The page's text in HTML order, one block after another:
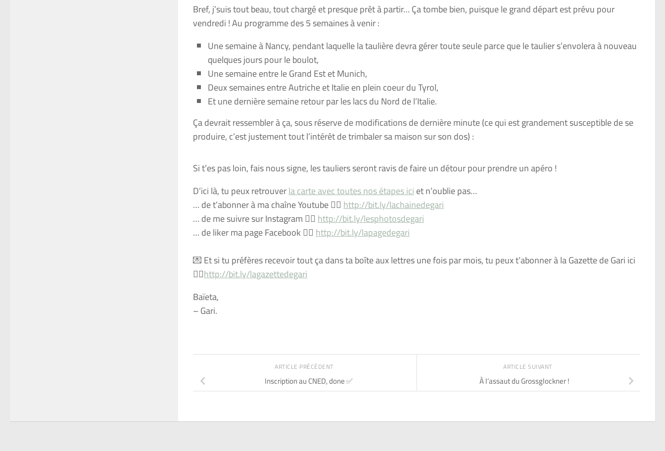
Bref, j’suis tout beau, tout chargé et presque prêt à partir… Ça tombe bien, puisque le grand départ est prévu pour
vendredi ! Au programme des 5 semaines à venir :
Une semaine à Nancy, pendant laquelle la taulière devra gérer toute seule parce que le taulier s’envolera à nouveau
quelques jours pour le boulot,
Une semaine entre le Grand Est et Munich,
Deux semaines entre Autriche et Italie en plein coeur du Tyrol,
Et une dernière semaine retour par les lacs du Nord de l’Italie.
Ça devrait ressembler à ça, sous réserve de modifications de dernière minute (ce qui est grandement susceptible de se
produire, c’est justement tout l’intérêt de trimbaler sa maison sur son dos) :
Si t’es pas loin, fais nous signe, les tauliers seront ravis de faire un détour pour prendre un apéro !
D’ici là, tu peux retrouverla carte avec toutes nos étapes iciet n’oublie pas…
… de t’abonner à ma chaîne Youtube 👉🏻http://bit.ly/lachainedegari
… de me suivre sur Instagram 👉🏻http://bit.ly/lesphotosdegari
… de liker ma page Facebook 👉🏻http://bit.ly/lapagedegari
💌 Et si tu préfères recevoir tout ça dans ta boîte aux lettres une fois par mois, tu peux t’abonner à la Gazette de Gari ici
👉🏻http://bit.ly/lagazettedegari
Baïeta,
– Gari.
ARTICLE SUIVANT
À l’assaut du Grossglockner !
ARTICLE PRÉCÉDENT
Inscription au CNED, done ✅